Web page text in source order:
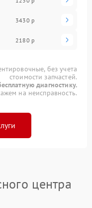
3430 р
2180 р
без учета
стоимости запчастей.
диагностику.
на неисправность.
центра